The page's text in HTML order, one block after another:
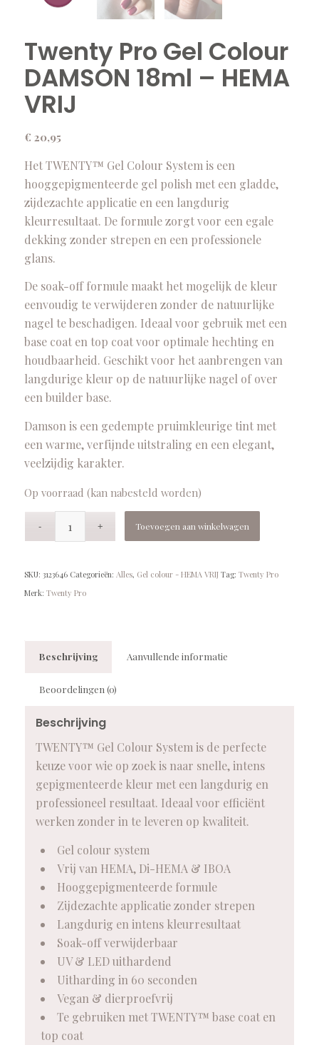
Twenty Pro Gel Colour
DAMSON 18ml – HEMA
VRIJ
€ 20,95
Het TWENTY™ Gel Colour System is een
hooggepigmenteerde gel polish met een gladde,
zijdezachte applicatie en een langdurig
kleurresultaat. De formule zorgt voor een egale
dekking zonder strepen en een professionele
glans.
De soak-off formule maakt het mogelijk de kleur
eenvoudig te verwijderen zonder de natuurlijke
nagel te beschadigen. Ideaal voor gebruik met een
base coat en top coat voor optimale hechting en
houdbaarheid. Geschikt voor het aanbrengen van
langdurige kleur op de natuurlijke nagel of over
een builder base.
Damson is een gedempte pruimkleurige tint met
een warme, verfijnde uitstraling en een elegant,
veelzijdig karakter.
Op voorraad (kan nabesteld worden)
Toevoegen aan winkelwagen
SKU: 3123646 Categorieën: Alles, Gel colour - HEMA VRIJ Tag: Twenty Pro
Merk: Twenty Pro
Beschrijving Aanvullende informatie
Beoordelingen (0)
Beschrijving
TWENTY™ Gel Colour System is de perfecte
keuze voor wie op zoek is naar snelle, intens
gepigmenteerde kleur met een langdurig en
professioneel resultaat. Ideaal voor efficiënt
werken zonder in te leveren op kwaliteit.
Gel colour system
Vrij van HEMA, Di-HEMA & IBOA
Hooggepigmenteerde formule
Zijdezachte applicatie zonder strepen
Langdurig en intens kleurresultaat
Soak-off verwijderbaar
UV & LED uithardend
Uitharding in 60 seconden
Vegan & dierproefvrij
Te gebruiken met TWENTY™ base coat en
top coat